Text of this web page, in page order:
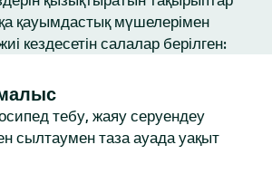
қауымдастық мүшелерімен
кездесетін салалар берілген:
тебу, жаяу серуендеу
сылтаумен таза ауада уақыт